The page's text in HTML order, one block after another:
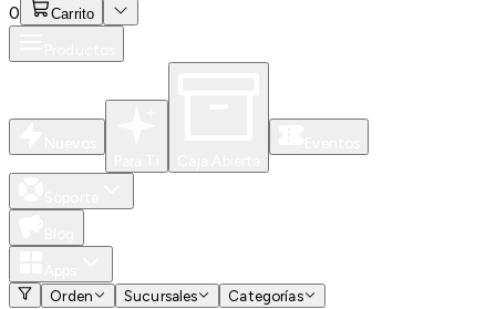
0 Carrito
Orden
Sucursales Categorías